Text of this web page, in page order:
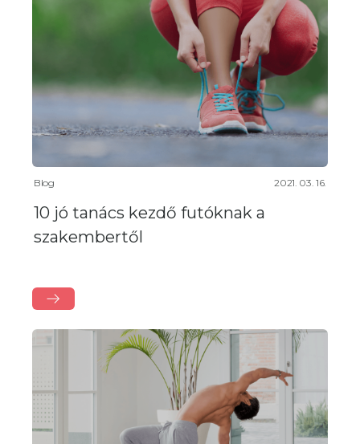
Blog 2021. 03. 16.
10 jó tanács kezdő futóknak a
szakembertől